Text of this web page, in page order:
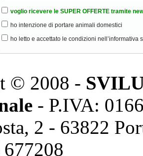
voglio ricevere le SUPER OFFERTE tramite
ho intenzione di portare animali domestici
ho letto e accettato le condizioni nell’informativa
© 2008 -
- P.IVA:
2 - 63822